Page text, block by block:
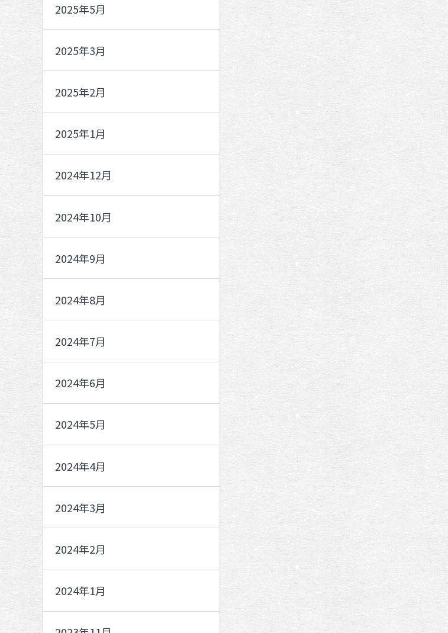
2025年5月
2025年3月
2025年2月
2025年1月
2024年12月
2024年10月
2024年9月
2024年8月
2024年7月
2024年6月
2024年5月
2024年4月
2024年3月
2024年2月
2024年1月